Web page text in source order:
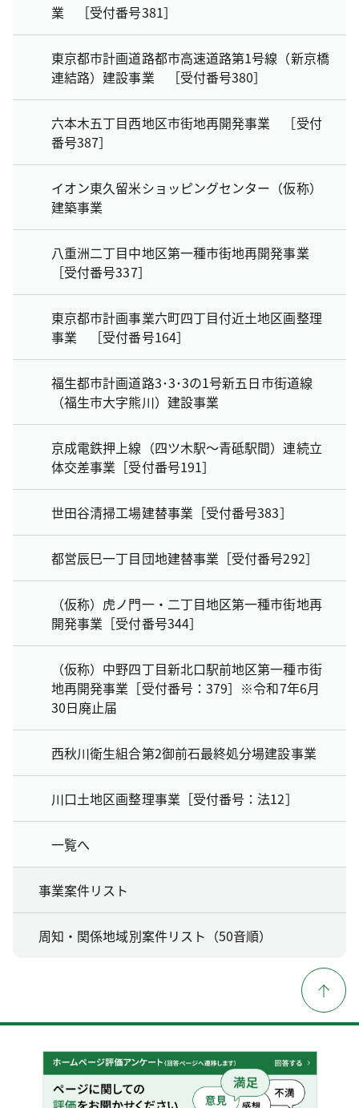
業 ［受付番号381］
東京都市計画道路都市高速道路第1号線（新京橋
連結路）建設事業 ［受付番号380］
六本木五丁目西地区市街地再開発事業 ［受付
番号387］
イオン東久留米ショッピングセンター（仮称）
建築事業
八重洲二丁目中地区第一種市街地再開発事業
［受付番号337］
東京都市計画事業六町四丁目付近土地区画整理
事業 ［受付番号164］
福生都市計画道路3･3･3の1号新五日市街道線
（福生市大字熊川）建設事業
京成電鉄押上線（四ツ木駅～青砥駅間）連続立
体交差事業［受付番号191］
世田谷清掃工場建替事業［受付番号383］
都営辰巳一丁目団地建替事業［受付番号292］
（仮称）虎ノ門一・二丁目地区第一種市街地再
開発事業［受付番号344］
（仮称）中野四丁目新北口駅前地区第一種市街
地再開発事業［受付番号：379］※令和7年6月
30日廃止届
西秋川衛生組合第2御前石最終処分場建設事業
川口土地区画整理事業［受付番号：法12］
一覧へ
事業案件リスト
周知・関係地域別案件リスト（50音順）